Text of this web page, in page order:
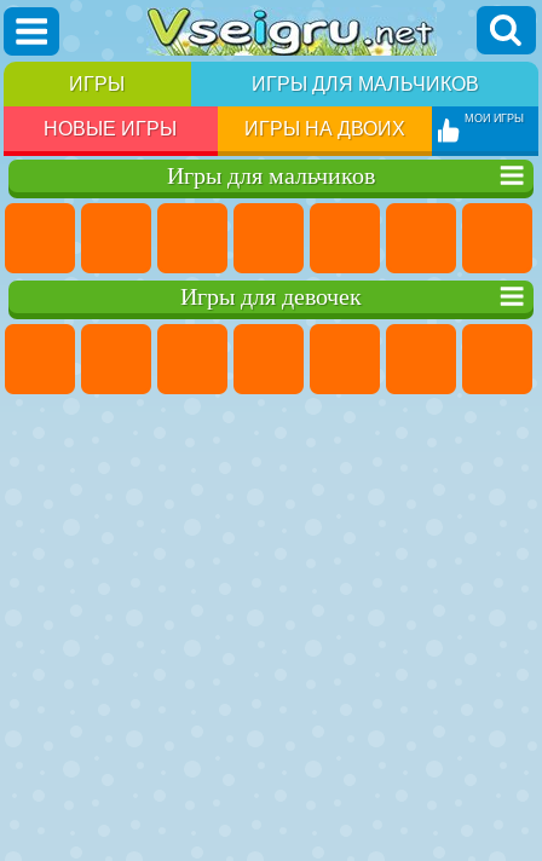
ИГРЫ ИГРЫ ДЛЯ МАЛЬЧИКОВ
НОВЫЕ ИГРЫ ИГРЫ НА ДВОИХ МОИ ИГРЫ
Игры для мальчиков
Игры для девочек